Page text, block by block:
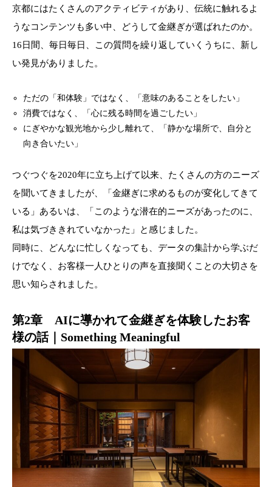
京都にはたくさんのアクティビティがあり、伝統に触れるよ
うなコンテンツも多い中、どうして金継ぎが選ばれたのか。
16日間、毎日毎日、この質問を繰り返していくうちに、新し
い発見がありました。
ただの「和体験」ではなく、「意味のあることをしたい」
消費ではなく、「心に残る時間を過ごしたい」
にぎやかな観光地から少し離れて、「静かな場所で、自分と
向き合いたい」
つぐつぐを2020年に立ち上げて以来、たくさんの方のニーズ
を聞いてきましたが、「金継ぎに求めるものが変化してきて
いる」あるいは、「このような潜在的ニーズがあったのに、
私は気づききれていなかった」と感じました。
同時に、どんなに忙しくなっても、データの集計から学ぶだ
けでなく、お客様一人ひとりの声を直接聞くことの大切さを
思い知らされました。
第2章 AIに導かれて金継ぎを体験したお客
様の話｜Something Meaningful